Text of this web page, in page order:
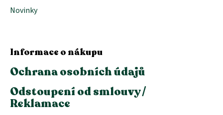
Novinky
Informace o nákupu
Ochrana osobních údajů
Odstoupení od smlouvy /
Reklamace